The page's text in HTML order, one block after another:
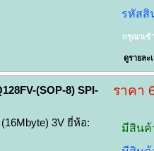
รหัสสิ
กรุณาเข้
ดูรายละ
(SOP-8) SPI-
3V ยี่ห้อ:
ราคา
มีสินค้